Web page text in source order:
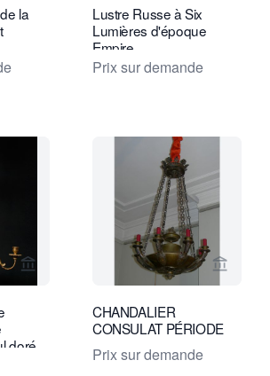
la
Lustre Russe à Six
Lumières d'époque
Empire
Prix sur demande
Voir la page vendeur de Van Nie
doré.
Voir la
CHANDALIER
CONSULAT PÉRIODE
Prix sur demande